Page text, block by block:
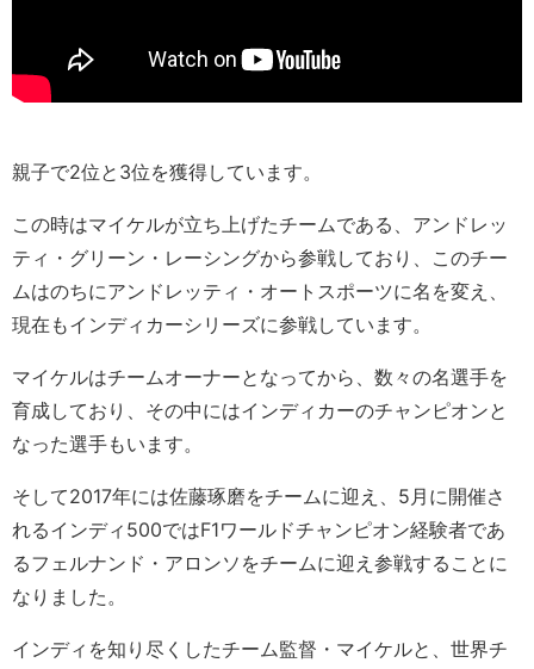
親子で2位と3位を獲得しています。
この時はマイケルが立ち上げたチームである、アンドレッ
ティ・グリーン・レーシングから参戦しており、このチー
ムはのちにアンドレッティ・オートスポーツに名を変え、
現在もインディカーシリーズに参戦しています。
マイケルはチームオーナーとなってから、数々の名選手を
育成しており、その中にはインディカーのチャンピオンと
なった選手もいます。
そして2017年には佐藤琢磨をチームに迎え、5月に開催さ
れるインディ500ではF1ワールドチャンピオン経験者であ
るフェルナンド・アロンソをチームに迎え参戦することに
なりました。
インディを知り尽くしたチーム監督・マイケルと、世界チ